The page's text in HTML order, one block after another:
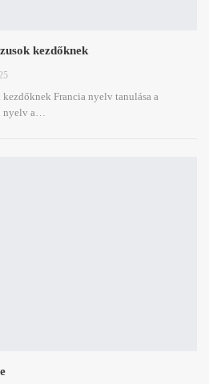
kezdőknek
kezdőknek Francia nyelv tanulása a
nyelv a…